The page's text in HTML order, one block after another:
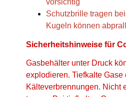
vorsichtig
Schutzbrille tragen
Kugeln können
Sicherheitshinweise für
Gasbehälter unter Druck
explodieren. Tiefkalte Gase
Kälteverbrennungen. Nicht